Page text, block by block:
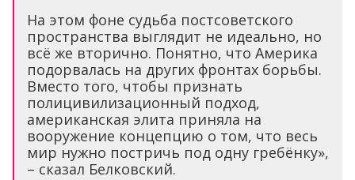
На этом фоне судьба постсоветского
пространства выглядит не идеально, но
всё же вторично. Понятно, что Америка
подорвалась на других фронтах борьбы.
Вместо того, чтобы признать
полицивилизационный подход,
американская элита приняла на
вооружение концепцию о том, что весь
мир нужно постричь под одну гребёнку»,
– сказал Белковский.